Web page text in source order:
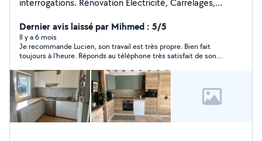
interrogations. Rénovation Électricité, Carrelages,
équipé, disponible, travail de propre et de qualité.
Dernier avis laissé par Mihmed : 5/5
Il y a 6 mois
Je recommande Lucien, son travail est très propre. Bien fait
toujours à l’heure. Réponds au téléphone très satisfait de son